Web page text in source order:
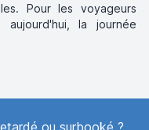
Pour les voyageurs
la journée
ou surbooké ?